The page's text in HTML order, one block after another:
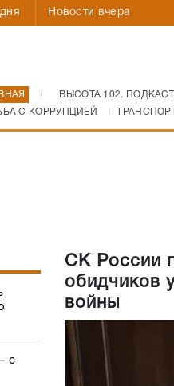
Новости вчера
ВЫСОТА 102. ПОДКАСТ
С КОРРУПЦИЕЙ
ТРАНСПОРТ
с
в